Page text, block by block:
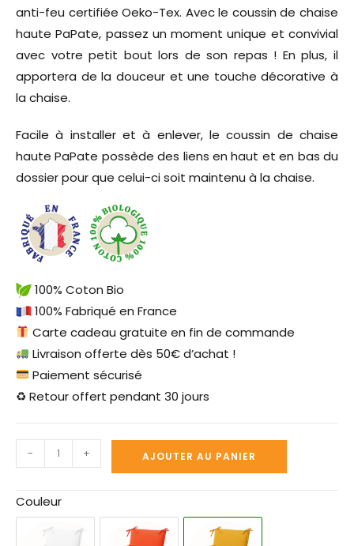
anti-feu certifiée Oeko-Tex. Avec le coussin de chaise
haute PaPate, passez un moment unique et convivial
avec votre petit bout lors de son repas ! En plus, il
apportera de la douceur et une touche décorative à
la chaise.
Facile à installer et à enlever, le coussin de chaise
haute PaPate possède des liens en haut et en bas du
dossier pour que celui-ci soit maintenu à la chaise.
100% Coton Bio
100% Fabriqué en France
Carte cadeau gratuite en fin de commande
Livraison offerte dès 50€ d’achat !
Paiement sécurisé
♻ Retour offert pendant 30 jours
- + AJOUTER AU PANIER
Couleur